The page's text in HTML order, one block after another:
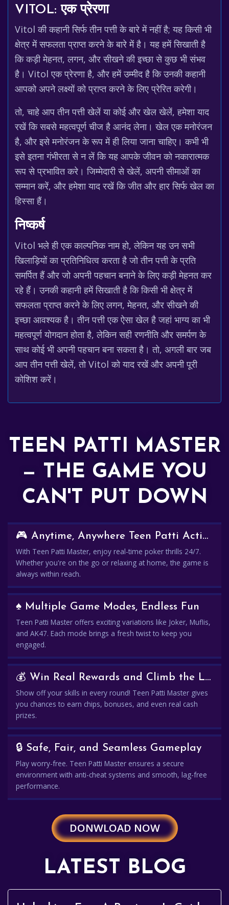
VITOL: एक प्रेरणा
Vitol की कहानी सिर्फ तीन पत्ती के बारे में नहीं है; यह किसी भी
क्षेत्र में सफलता प्राप्त करने के बारे में है। यह हमें सिखाती है
कि कड़ी मेहनत, लगन, और सीखने की इच्छा से कुछ भी संभव
है। Vitol एक प्रेरणा है, और हमें उम्मीद है कि उनकी कहानी
आपको अपने लक्ष्यों को प्राप्त करने के लिए प्रेरित करेगी।
तो, चाहे आप तीन पत्ती खेलें या कोई और खेल खेलें, हमेशा याद
रखें कि सबसे महत्वपूर्ण चीज है आनंद लेना। खेल एक मनोरंजन
है, और इसे मनोरंजन के रूप में ही लिया जाना चाहिए। कभी भी
इसे इतना गंभीरता से न लें कि यह आपके जीवन को नकारात्मक
रूप से प्रभावित करे। जिम्मेदारी से खेलें, अपनी सीमाओं का
सम्मान करें, और हमेशा याद रखें कि जीत और हार सिर्फ खेल का
हिस्सा हैं।
निष्कर्ष
Vitol भले ही एक काल्पनिक नाम हो, लेकिन यह उन सभी
खिलाड़ियों का प्रतिनिधित्व करता है जो तीन पत्ती के प्रति
समर्पित हैं और जो अपनी पहचान बनाने के लिए कड़ी मेहनत कर
रहे हैं। उनकी कहानी हमें सिखाती है कि किसी भी क्षेत्र में
सफलता प्राप्त करने के लिए लगन, मेहनत, और सीखने की
इच्छा आवश्यक है। तीन पत्ती एक ऐसा खेल है जहां भाग्य का भी
महत्वपूर्ण योगदान होता है, लेकिन सही रणनीति और समर्पण के
साथ कोई भी अपनी पहचान बना सकता है। तो, अगली बार जब
आप तीन पत्ती खेलें, तो Vitol को याद रखें और अपनी पूरी
कोशिश करें।
TEEN PATTI MASTER
— THE GAME YOU
CAN'T PUT DOWN
🎮 Anytime, Anywhere Teen Patti Action
With Teen Patti Master, enjoy real-time poker thrills 24/7.
Whether you're on the go or relaxing at home, the game is
always within reach.
♠️ Multiple Game Modes, Endless Fun
Teen Patti Master offers exciting variations like Joker, Muflis,
and AK47. Each mode brings a fresh twist to keep you
engaged.
💰 Win Real Rewards and Climb the Leaderboard
Show off your skills in every round! Teen Patti Master gives
you chances to earn chips, bonuses, and even real cash
prizes.
🔒 Safe, Fair, and Seamless Gameplay
Play worry-free. Teen Patti Master ensures a secure
environment with anti-cheat systems and smooth, lag-free
performance.
DONWLOAD NOW
LATEST BLOG